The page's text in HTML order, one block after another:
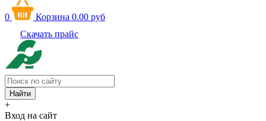
0 Корзина 0.00 руб
Скачать прайс
+
Вход на сайт